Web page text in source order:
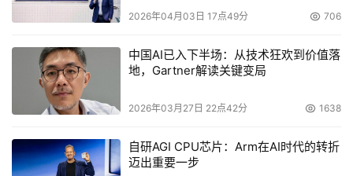
“Starry Sky满天星——Aginode安捷诺品牌焕新亚太巡展”
2026年04月03日 17点49分 706
中国AI已入下半场：从技术狂欢到价值落
地，Gartner解读关键变局
2026年03月27日 22点42分 1638
自研AGI CPU芯片：Arm在AI时代的转折
迈出重要一步